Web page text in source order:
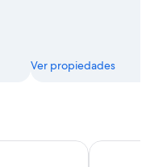
Ver propiedades
Hollywood Entradas